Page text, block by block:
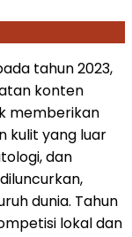
tahun 2023,
konten
memberikan
kulit yang luar
dan
dunia. Tahun
lokal dan